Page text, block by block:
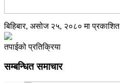
बिहिबार, असोज २५, २०८० मा प्रकाशित
तपाईको प्रतिक्रिया
सम्बन्धित समाचार